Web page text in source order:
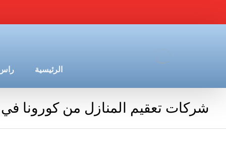
الرئيسية راس
شركات تعقيم المنازل من كورونا